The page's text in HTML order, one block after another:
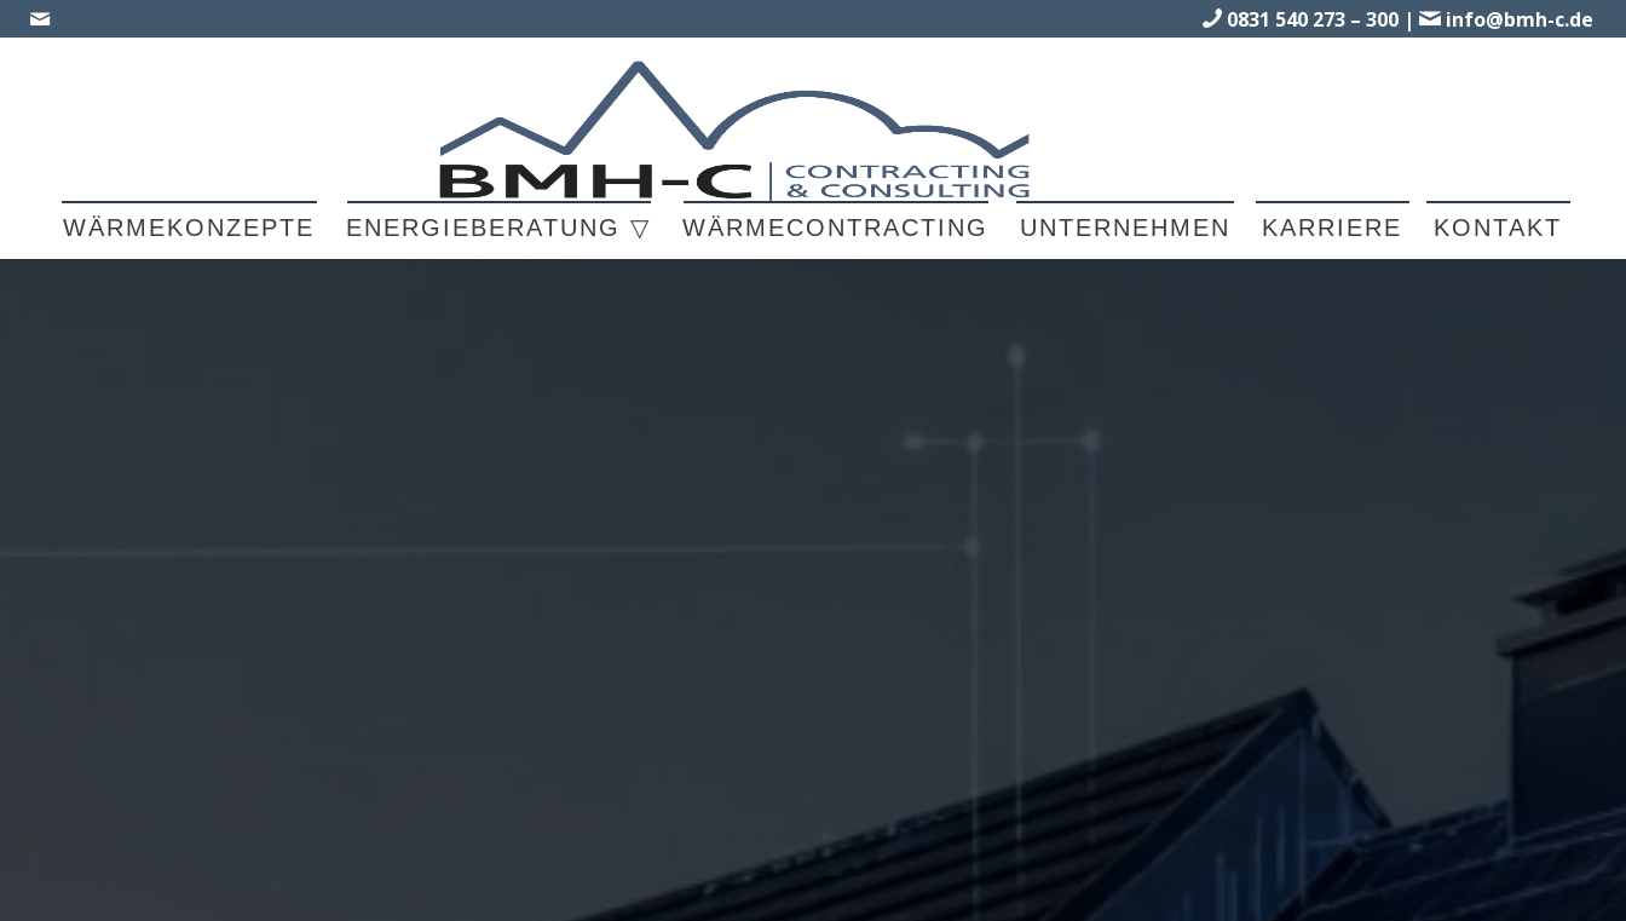
0831 540 273 – 300 | info@bmh-c.de
WÄRMEKONZEPTE ENERGIEBERATUNG ▽ WÄRMECONTRACTING UNTERNEHMEN KARRIERE KONTAKT